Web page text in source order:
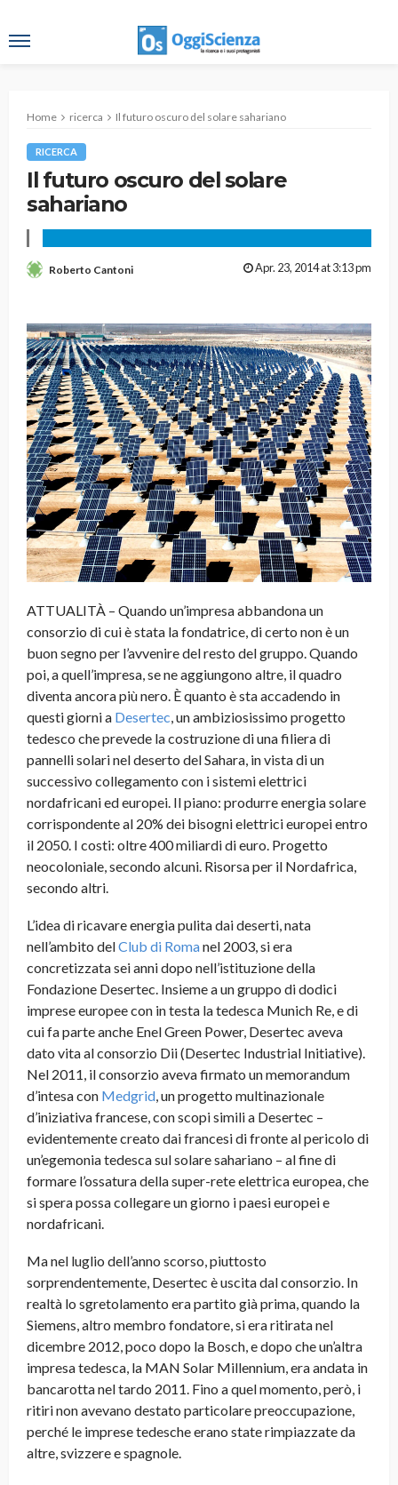
Home ricerca Il futuro oscuro del solare sahariano
RICERCA
Il futuro oscuro del solare
sahariano
Roberto Cantoni Apr. 23, 2014 at 3:13 pm
ATTUALITÀ – Quando un’impresa abbandona un
consorzio di cui è stata la fondatrice, di certo non è un
buon segno per l’avvenire del resto del gruppo. Quando
poi, a quell’impresa, se ne aggiungono altre, il quadro
diventa ancora più nero. È quanto è sta accadendo in
questi giorni a Desertec, un ambiziosissimo progetto
tedesco che prevede la costruzione di una filiera di
pannelli solari nel deserto del Sahara, in vista di un
successivo collegamento con i sistemi elettrici
nordafricani ed europei. Il piano: produrre energia solare
corrispondente al 20% dei bisogni elettrici europei entro
il 2050. I costi: oltre 400 miliardi di euro. Progetto
neocoloniale, secondo alcuni. Risorsa per il Nordafrica,
secondo altri.
L’idea di ricavare energia pulita dai deserti, nata
nell’ambito delClub di Romanel 2003, si era
concretizzata sei anni dopo nell’istituzione della
Fondazione Desertec. Insieme a un gruppo di dodici
imprese europee con in testa la tedesca Munich Re, e di
cui fa parte anche Enel Green Power, Desertec aveva
dato vita al consorzio Dii (Desertec Industrial Initiative).
Nel 2011, il consorzio aveva firmato un memorandum
d’intesa con Medgrid, un progetto multinazionale
d’iniziativa francese, con scopi simili a Desertec –
evidentemente creato dai francesi di fronte al pericolo di
un’egemonia tedesca sul solare sahariano – al fine di
formare l’ossatura della super-rete elettrica europea, che
si spera possa collegare un giorno i paesi europei e
nordafricani.
Ma nel luglio dell’anno scorso, piuttosto
sorprendentemente, Desertec è uscita dal consorzio. In
realtà lo sgretolamento era partito già prima, quando la
Siemens, altro membro fondatore, si era ritirata nel
dicembre 2012, poco dopo la Bosch, e dopo che un’altra
impresa tedesca, la MAN Solar Millennium, era andata in
bancarotta nel tardo 2011. Fino a quel momento, però, i
ritiri non avevano destato particolare preoccupazione,
perché le imprese tedesche erano state rimpiazzate da
altre, svizzere e spagnole.